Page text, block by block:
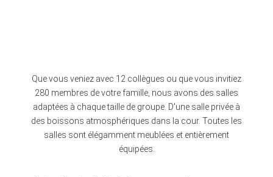
Que vous veniez avec 12 collègues ou que vous invitiez
280 membres de votre famille, nous avons des salles
adaptées à chaque taille de groupe. D'une salle privée à
des boissons atmosphériques dans la cour. Toutes les
salles sont élégamment meublées et entièrement
équipées.